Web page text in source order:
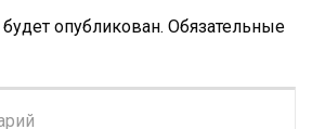
опубликован. Обязательные